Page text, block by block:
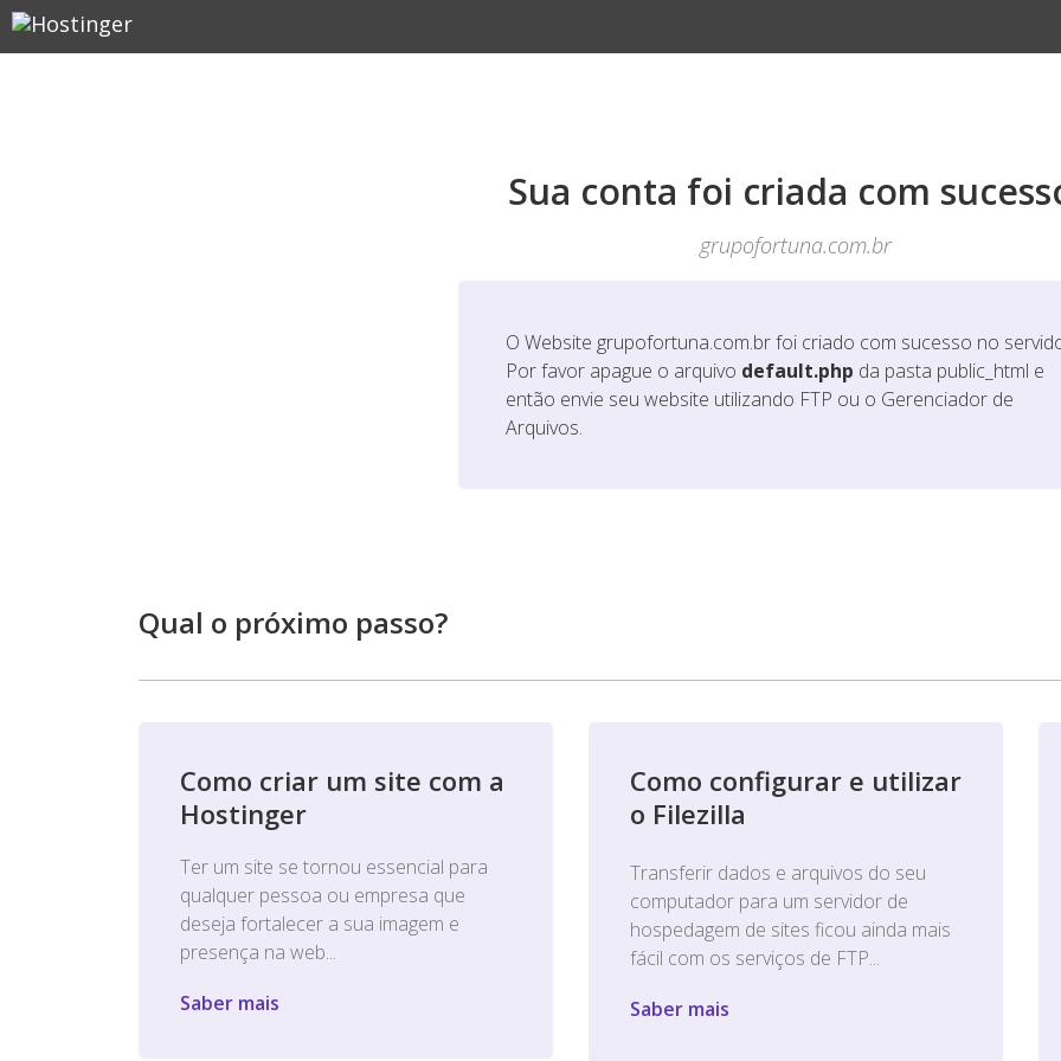
Sua conta foi criada com
grupofortuna.com.br
O Website grupofortuna.com.brfoi criado com sucesso no
Por favor apague o arquivo default.php da pasta public_html e
então envie seu website utilizando FTP ou o Gerenciador de
Arquivos.
Qual o próximo passo?
Como criar um site com a
Hostinger
Ter um site se tornou essencial para
qualquer pessoa ou empresa que
deseja fortalecer a sua imagem e
presença na web...
Saber mais
Como configurar e utilizar
o Filezilla
Transferir dados e arquivos do seu
computador para um servidor de
hospedagem de sites ficou ainda mais
fácil com os serviços de FTP...
Saber mais